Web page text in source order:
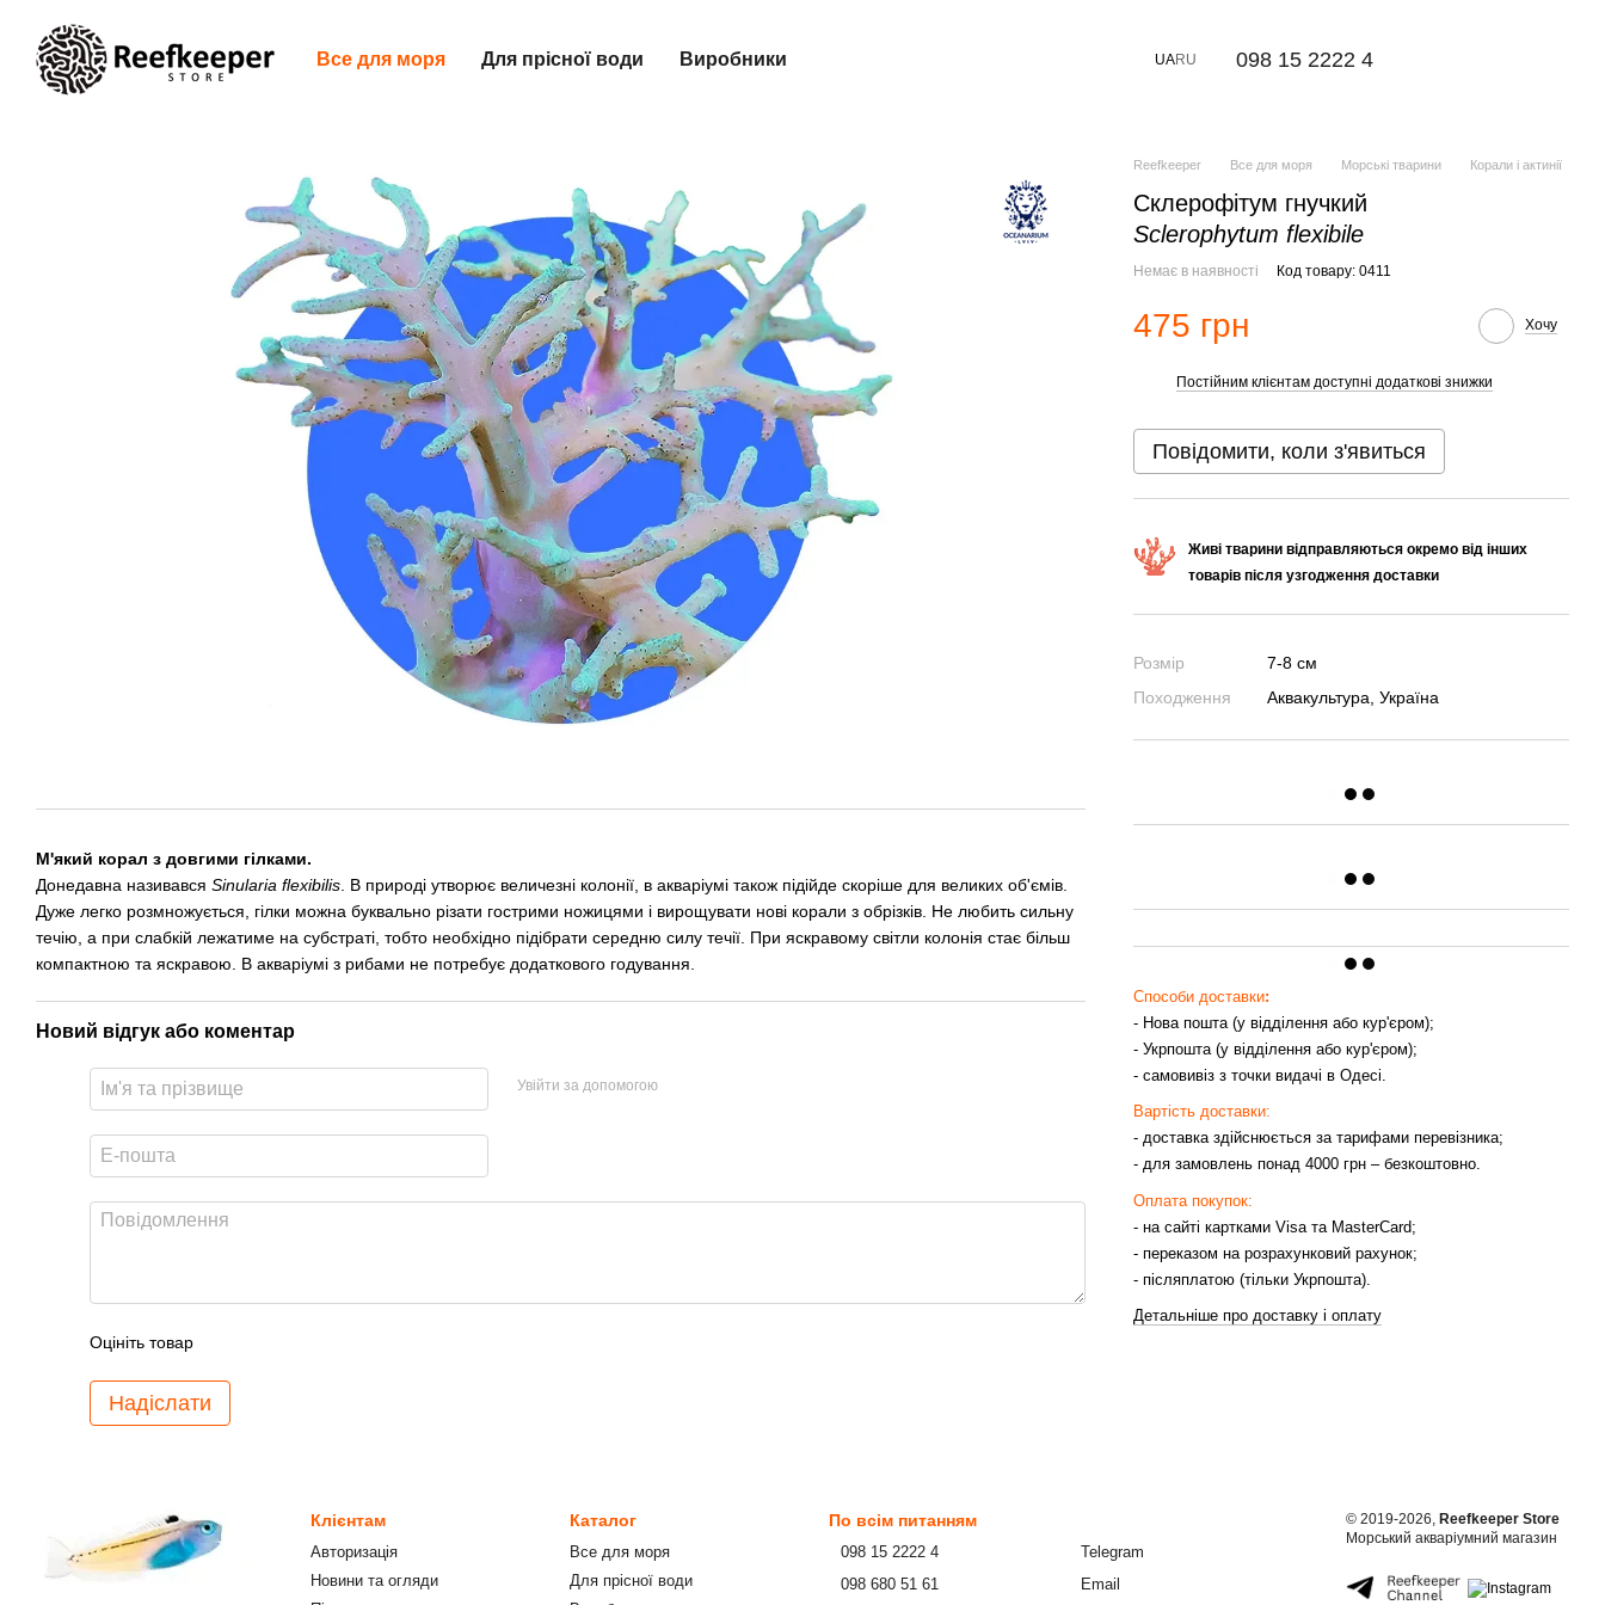
Все для моря Для прісної води Виробники UARU ⠀098 15 2222 4
М'який корал з довгими гілками.
Донедавна називався Sinularia flexibilis. В природі утворює величезні колонії, в акваріумі також підійде скоріше для великих об'ємів.
Дуже легко розмножується, гілки можна буквально різати гострими ножицями і вирощувати нові корали з обрізків. Не любить сильну
течію, а при слабкій лежатиме на субстраті, тобто необхідно підібрати середню силу течії. При яскравому світли колонія стає більш
компактною та яскравою. В акваріумі з рибами не потребує додаткового годування.
Новий відгук або коментар
Увійти за допомогою
Оцініть товар
Надіслати
Reefkeeper Все для моря Морські тварини Корали і актинії
Склерофітум гнучкий
Sclerophytum flexibile
Немає в наявності Код товару: 0411
475 грн Хочу
Постійним клієнтам доступні додаткові знижки
Повідомити, коли з'явиться
Живі тварини відправляються окремо від інших
товарів після узгодження доставки
Розмір
7-8 см
Походження
Аквакультура, Україна
Способи доставки:
- Нова пошта (у відділення або кур'єром);
- Укрпошта (у відділення або кур'єром);
- самовивіз з точки видачі в Одесі.
Вартість доставки:
- доставка здійснюється за тарифами перевізника;
- для замовлень понад 4000 грн – безкоштовно.
Оплата покупок:
- на сайті картками Visa та MasterCard;
- переказом на розрахунковий рахунок;
- післяплатою (тільки Укрпошта).
Детальніше про доставку і оплату
Клієнтам
Авторизація
Новини та огляди
Каталог
Все для моря
Для прісної води
По всім питанням
⠀098 15 2222 4
⠀098 680 51 61
Telegram
Email
© 2019-2026, Reefkeeper Store
Морський акваріумний магазин